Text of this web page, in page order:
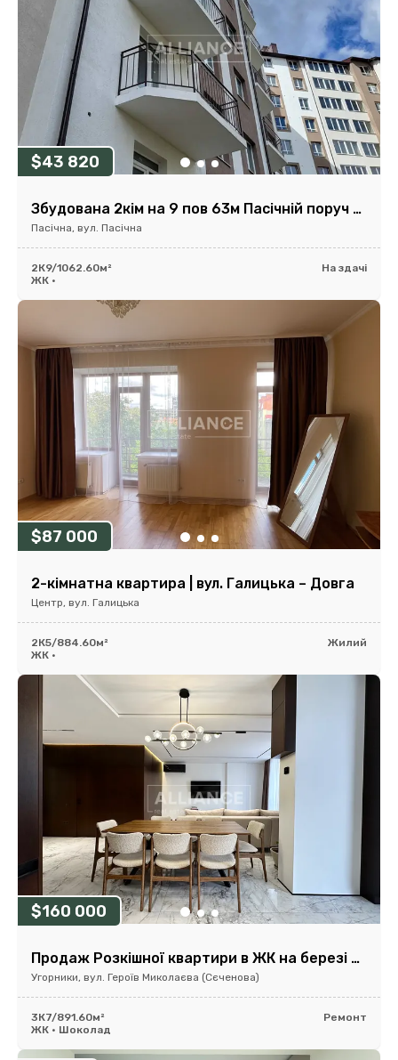
$43 820
Збудована 2кім на 9 пов 63м Пасічній поруч обл лікарні біля річки
Пасічна, вул. Пасічна
2К9/1062.60м²
На здачі
ЖК •
$87 000
2-кімнатна квартира | вул. Галицька – Довга
Центр, вул. Галицька
2К5/884.60м²
Жилий
ЖК •
$160 000
Продаж Розкішної квартири в ЖК на березі річки.
Угорники, вул. Героїв Миколаєва (Сєченова)
3К7/891.60м²
Ремонт
ЖК • Шоколад